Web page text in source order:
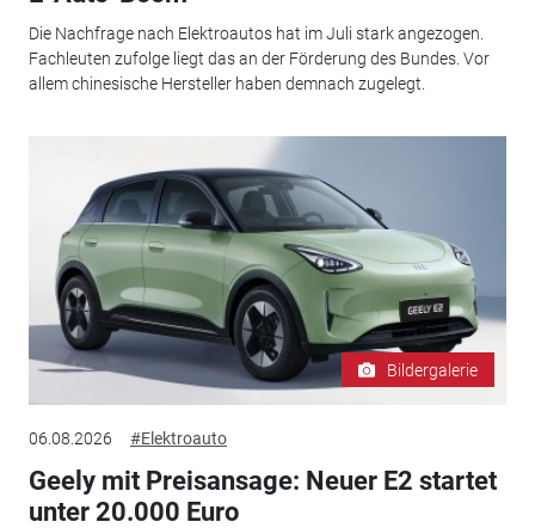
Die Nachfrage nach Elektroautos hat im Juli stark angezogen.
Fachleuten zufolge liegt das an der Förderung des Bundes. Vor
allem chinesische Hersteller haben demnach zugelegt.
Bildergalerie
06.08.2026 #Elektroauto
Geely mit Preisansage: Neuer E2 startet
unter 20.000 Euro